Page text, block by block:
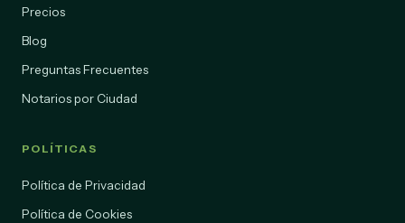
Precios
Blog
Preguntas Frecuentes
Notarios por Ciudad
POLÍTICAS
Política de Privacidad
Política de Cookies